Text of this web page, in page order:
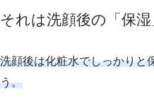
それは洗顔後の「保湿
洗顔後は化粧水でしっかりと
う。